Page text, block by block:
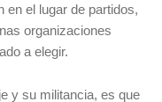
en el lugar de partidos,
organizaciones
a elegir.
y su militancia, es que